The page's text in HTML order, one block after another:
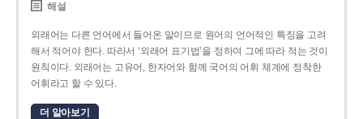
해설
외래어는 다른 언어에서 들어온 말이므로 원어의 언어적인 특징을 고려
해서 적어야 한다. 따라서 ‘외래어 표기법’을 정하여 그에 따라 적는 것이
원칙이다. 외래어는 고유어, 한자어와 함께 국어의 어휘 체계에 정착한
어휘라고 할 수 있다.
더 알아보기